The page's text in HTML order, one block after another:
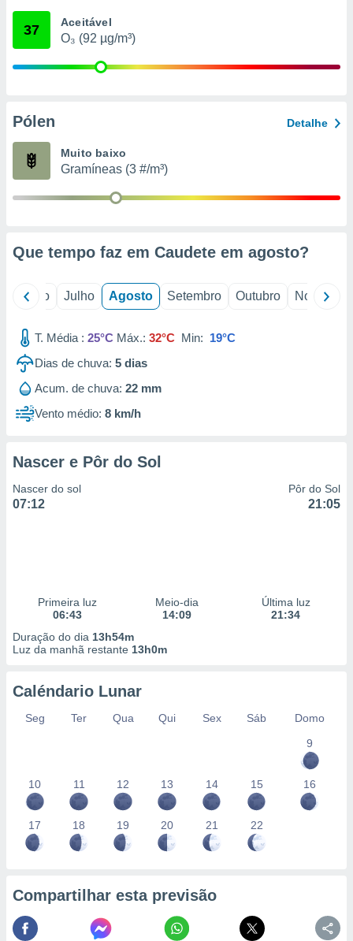
através
estudos
1199
37 Aceitável
O₃ (92 µg/m³)
Pólen Detalhe
Muito baixo
Gramíneas (3 #/m³)
Que tempo faz em Caudete em agosto?
Junho Julho Agosto Setembro Outubro Novembro
T. Média : 25°C Máx.: 32°C Min: 19°C
Dias de chuva: 5 dias
Acum. de chuva: 22 mm
Vento médio: 8 km/h
Nascer e Pôr do Sol
Nascer do sol
07:12
Pôr do Sol
21:05
Primeira luz
06:43
Meio-dia
14:09
Última luz
21:34
Duração do dia 13h54m
Luz da manhã restante 13h0m
Caléndario Lunar
Seg Ter Qua Qui Sex Sáb
Domo
9
10 11 12 13 14 15 16
17 18 19 20 21 22
Compartilhar esta previsão